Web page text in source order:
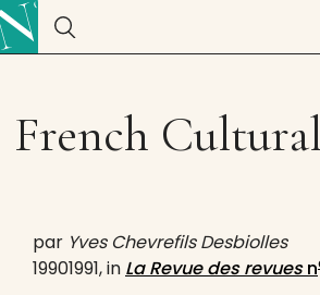
French
par Yves Chevrefils Desbiolles
19901991, in La Revue des revuesn